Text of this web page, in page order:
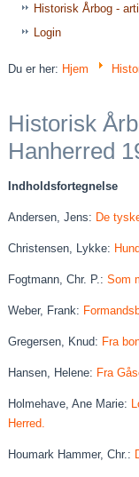
Historisk Årbog -
Login
Du er her: Hjem
Historisk
Hanherred
Indholdsfortegnelse
Andersen, Jens: De
Christensen, Lykke:
Fogtmann, Chr. P.:Som
Weber, Frank:
Gregersen, Knud: Fra
Hansen, Helene: Fra
Holmehave, Ane Marie:
Herred.
Houmark Hammer, Chr.: